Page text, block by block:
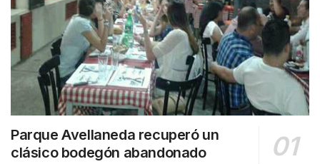
Parque Avellaneda recuperó un
clásico bodegón abandonado